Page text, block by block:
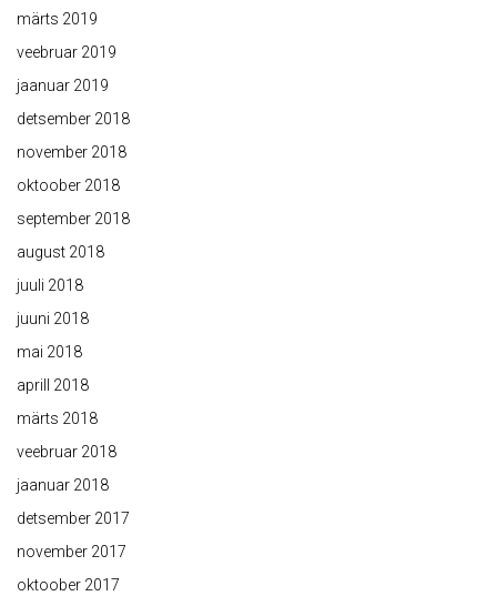
märts 2019
veebruar 2019
jaanuar 2019
detsember 2018
november 2018
oktoober 2018
september 2018
august 2018
juuli 2018
juuni 2018
mai 2018
aprill 2018
märts 2018
veebruar 2018
jaanuar 2018
detsember 2017
november 2017
oktoober 2017